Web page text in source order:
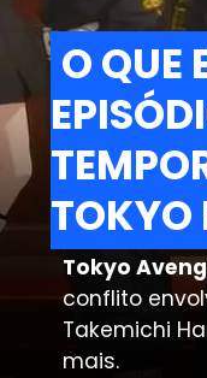
O QUE
TOKYO
O QUE
TOKYO
Tokyo
conflito
Takemichi
mais.